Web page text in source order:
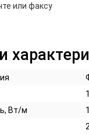
или факсу
Вт/м